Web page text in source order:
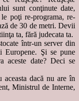
sunt conţinute date,
poţi re-programa, re-
de 30 de metri. Devii
ta, fără judecata ta.
într-un server din
Europene. Şi se pune
aceste date? Deci se
dacă nu are în
Ministrul de Interne,